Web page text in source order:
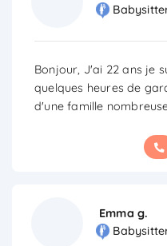
Bonjour, J'ai 22 ans je
quelques heures de
d'une famille
Emma g.